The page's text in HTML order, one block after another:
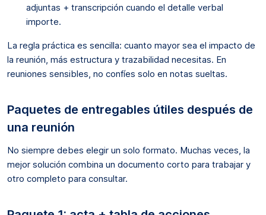
adjuntas + transcripción cuando el detalle verbal
importe.
La regla práctica es sencilla: cuanto mayor sea el impacto de
la reunión, más estructura y trazabilidad necesitas. En
reuniones sensibles, no confíes solo en notas sueltas.
Paquetes de entregables útiles después de
una reunión
No siempre debes elegir un solo formato. Muchas veces, la
mejor solución combina un documento corto para trabajar y
otro completo para consultar.